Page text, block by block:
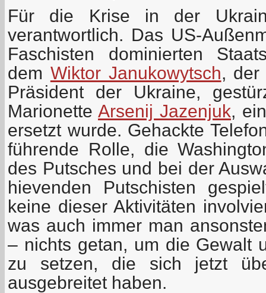
Für die Krise in der
verantwortlich. Das US-
Faschisten dominierten
dem Wiktor Janukowytsch, der
Präsident der Ukraine,
Marionette Arsenij Jazenjuk,
ersetzt wurde. Gehackte
führende Rolle, die
des Putsches und bei der
hievenden Putschisten
keine dieser Aktivitäten
was auch immer man
– nichts getan, um die Gewalt
zu setzen, die sich jetzt
ausgebreitet haben.